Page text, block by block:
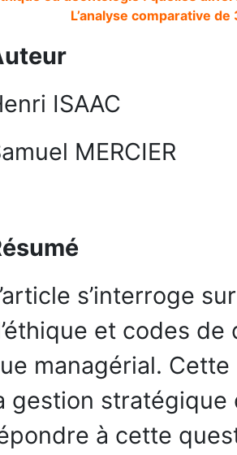
L’analyse comparative
ISAAC
MERCIER
s’interroge
et codes
managérial.
gestion stratégique
à cette